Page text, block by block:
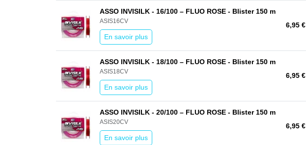
ASSO INVISILK - 16/100 – FLUO ROSE - Blister 150 m
ASIS16CV
En savoir plus
6,95 €
ASSO INVISILK - 18/100 – FLUO ROSE - Blister 150 m
ASIS18CV
En savoir plus
6,95 €
ASSO INVISILK - 20/100 – FLUO ROSE - Blister 150 m
ASIS20CV
En savoir plus
6,95 €